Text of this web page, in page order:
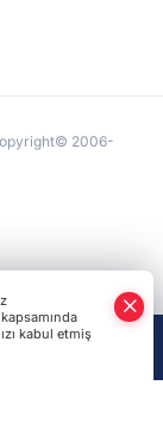
2006-
kabul etmiş